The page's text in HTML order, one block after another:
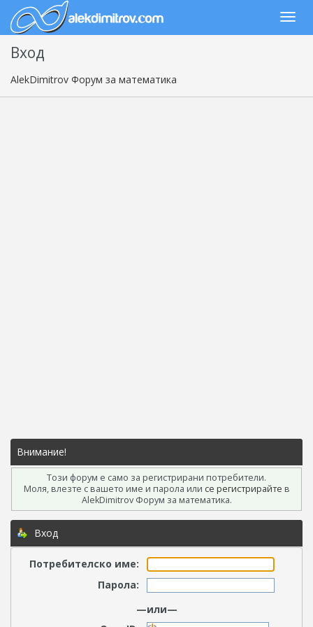
Вход
AlekDimitrov Форум за математика
Внимание!
Този форум е само за регистрирани потребители.
Моля, влезте с вашето име и парола или се регистрирайте в
AlekDimitrov Форум за математика.
Вход
Потребителско име:
Парола:
—или—